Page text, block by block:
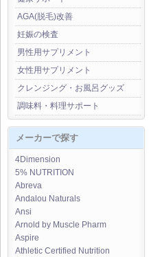
AGA(脱毛)改善
妊娠の検査
男性用サプリメント
女性用サプリメント
クレンジング・お風呂グッズ
調味料・料理サポート
メーカーで探す
4Dimension
5% NUTRITION
Abreva
Andalou Naturals
Ansi
Arnold by Muscle Pharm
Aspire
Athletic Certified Nutrition